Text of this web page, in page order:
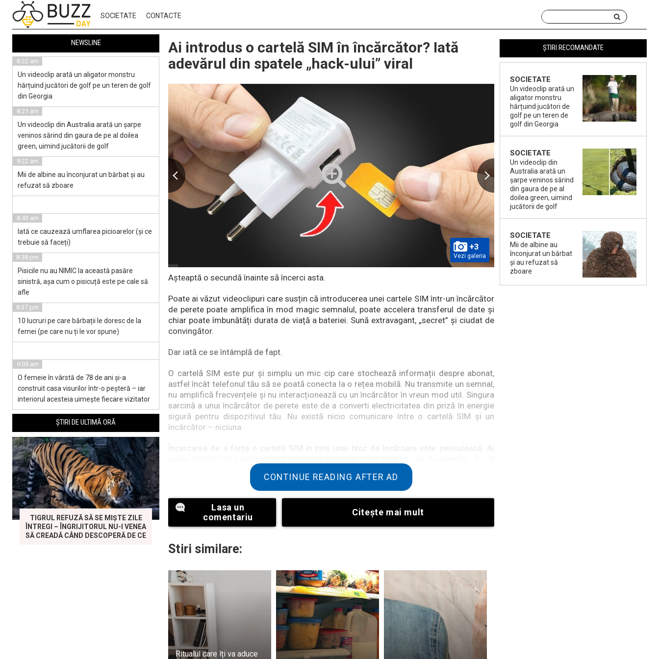
SOCIETATE CONTACTE
Ai introdus o cartelă SIM în încărcător? Iată
adevărul din spatele „hack-ului” viral
+3
Vezi galeria
Așteaptă o secundă înainte să încerci asta.
Poate ai văzut videoclipuri care susțin că introducerea unei cartele SIM într-un încărcător
de perete poate amplifica în mod magic semnalul, poate accelera transferul de date și
chiar poate îmbunătăți durata de viață a bateriei. Sună extravagant, „secret” și ciudat de
convingător.
Dar iată ce se întâmplă de fapt.
O cartelă SIM este pur și simplu un mic cip care stochează informații despre abonat,
astfel încât telefonul tău să se poată conecta la o rețea mobilă. Nu transmite un semnal,
nu amplifică frecvențele și nu interacționează cu un încărcător în vreun mod util. Singura
sarcină a unui încărcător de perete este de a converti electricitatea din priză în energie
sigură pentru dispozitivul tău. Nu există nicio comunicare între o cartelă SIM și un
încărcător – niciuna.
Încercarea de a forța o cartelă SIM în pinii unui bloc de încărcare este periculoasă. Ai
mai bun caz, nu se întâmplă nimic. În cel mai rău caz, îți distrugi echipamentul sau te
Deci, de ce par convingătoare aceste videoclipuri?
CONTINUE READING AFTER AD
Lasa un
comentariu
Citeşte mai mult
Stiri similare:
Ritualul care îți va aduce
ȘTIRI RECOMANDATE
SOCIETATE
Un videoclip arată un
aligator monstru
hărțuind jucători de
golf pe un teren de
golf din Georgia
SOCIETATE
Un videoclip din
Australia arată un
șarpe veninos sărind
din gaura de pe al
doilea green, uimind
jucătorii de golf
SOCIETATE
Mii de albine au
înconjurat un bărbat
și au refuzat să
zboare
NEWSLINE
8:22 am
Un videoclip arată un aligator monstru
hărțuind jucători de golf pe un teren de golf
din Georgia
8:21 am
Un videoclip din Australia arată un șarpe
veninos sărind din gaura de pe al doilea
green, uimind jucătorii de golf
9:22 am
Mii de albine au înconjurat un bărbat și au
refuzat să zboare
8:43 am
Iată ce cauzează umflarea picioarelor (și ce
trebuie să faceți)
8:38 pm
Pisicile nu au NIMIC la această pasăre
sinistră, așa cum o pisicuță este pe cale să
afle
8:37 pm
10 lucruri pe care bărbații le doresc de la
femei (pe care nu ți le vor spune)
9:05 am
O femeie în vârstă de 78 de ani și-a
construit casa visurilor într-o peșteră – iar
interiorul acesteia uimește fiecare vizitator
ȘTIRI DE ULTIMĂ ORĂ
TIGRUL REFUZĂ SĂ SE MIȘTE ZILE
ÎNTREGI – ÎNGRIJITORUL NU-I VENEA
SĂ CREADĂ CÂND DESCOPERĂ DE CE